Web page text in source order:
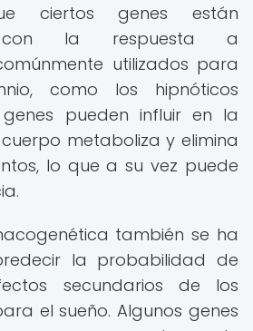
ciertos genes están
con la respuesta a
utilizados para
como los hipnóticos
genes pueden influir en la
metaboliza y elimina
lo que a su vez puede
también se ha
la probabilidad de
secundarios de los
el sueño. Algunos genes